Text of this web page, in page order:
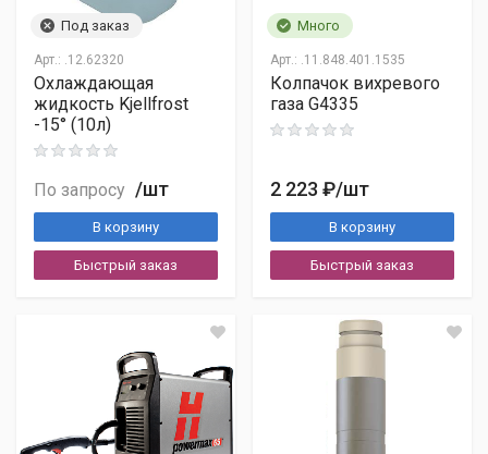
Адрес прописки
Контакты
ИНН/КПП
Наименование
Банковские реквизиты
Контакты
5 календарных дней
Телефон:+7 (495) 660-62-72
sales@topweldcut.ru
Под заказ
Арт.: .12.62320
Охлаждающая
жидкость Kjellfrost
-15° (10л)
По запросу /шт
В корзину
Быстрый заказ
Много
Арт.: .11.848.401.1535
Колпачок вихревого
газа G4335
2 223 ₽/шт
В корзину
Быстрый заказ